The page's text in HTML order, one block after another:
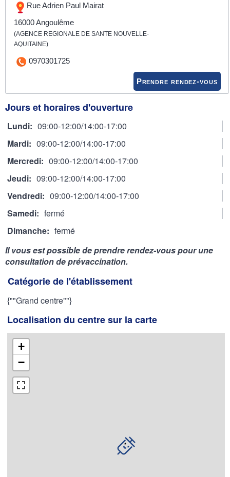
Rue Adrien Paul Mairat
16000 Angoulême
(AGENCE REGIONALE DE SANTE NOUVELLE-
AQUITAINE)
0970301725
Prendre rendez-vous
Jours et horaires d'ouverture
Lundi: 09:00-12:00/14:00-17:00
Mardi: 09:00-12:00/14:00-17:00
Mercredi: 09:00-12:00/14:00-17:00
Jeudi: 09:00-12:00/14:00-17:00
Vendredi: 09:00-12:00/14:00-17:00
Samedi: fermé
Dimanche: fermé
Il vous est possible de prendre rendez-vous pour une
consultation de prévaccination.
Catégorie de l'établissement
{""Grand centre""}
Localisation du centre sur la carte
+
−